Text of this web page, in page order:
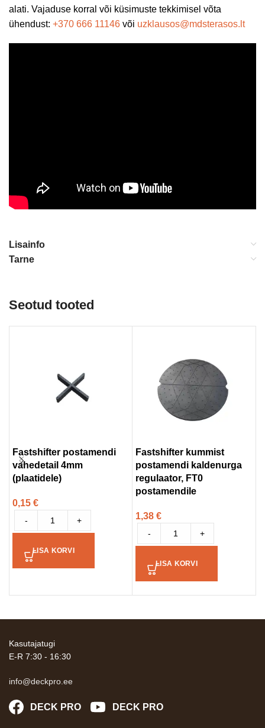
alati. Vajaduse korral või küsimuste tekkimisel võta
ühendust: +370 666 11146 või uzklausos@mdsterasos.lt
Lisainfo
Tarne
Seotud tooted
Fastshifter postamendi
vahedetail 4mm
(plaatidele)
0,15 €
- +
LISA KORVI
Fastshifter kummist
postamendi kaldenurga
regulaator, FT0
postamendile
1,38 €
- +
LISA KORVI
Kasutajatugi
E-R 7:30 - 16:30
info@deckpro.ee
DECK PRO DECK PRO